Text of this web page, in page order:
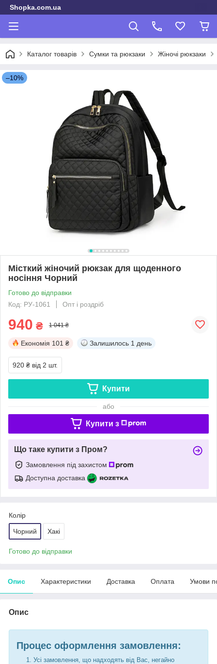
Shopka.com.ua
Каталог товарів Сумки та рюкзаки Жіночі рюкзаки
–10%
Місткий жіночий рюкзак для щоденного
носіння Чорний
Готово до відправки
Код: РУ-1061
Опт і роздріб
940 ₴ 1 041 ₴
Економія 101 ₴ Залишилось 1 день
920 ₴ від 2 шт.
Купити
або
Купити з
Що таке купити з Пром?
Замовлення під захистом
Доступна доставка
Колір
Чорний Хакі
Готово до відправки
Опис Характеристики Доставка Оплата Умови
Опис
Процес оформлення замовлення:
Усі замовлення, що надходять від Вас, негайно